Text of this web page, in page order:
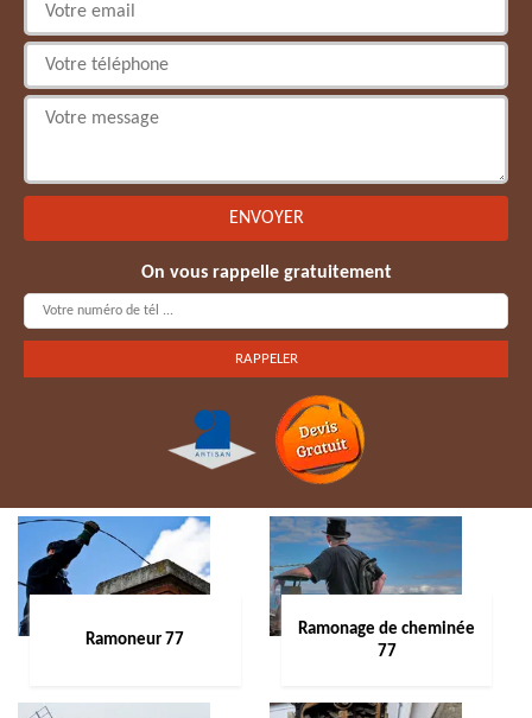
On vous rappelle gratuitement
Ramoneur 77
Ramonage de cheminée
77